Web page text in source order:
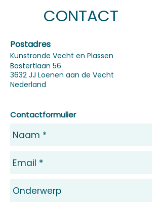
CONTACT
Postadres
Kunstronde Vecht en Plassen
Bastertlaan 56
3632 JJ Loenen aan de Vecht
Nederland
Contactformulier